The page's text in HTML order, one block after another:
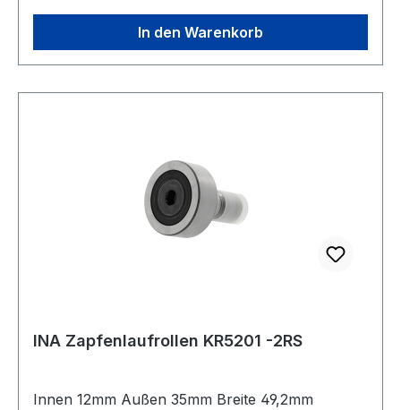
In den Warenkorb
INA Zapfenlaufrollen KR5201 -2RS
Innen 12mm Außen 35mm Breite 49,2mm